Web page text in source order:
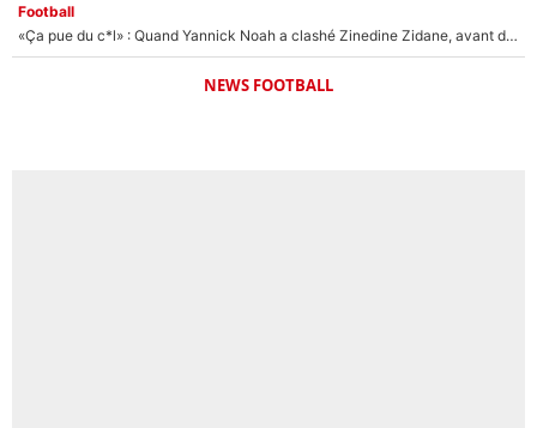
Football
«Ça pue du c*l» : Quand Yannick Noah a clashé Zinedine Zidane, avant de se faire recadrer par le nouveau sélectionneur de l'équipe de France !
NEWS FOOTBALL